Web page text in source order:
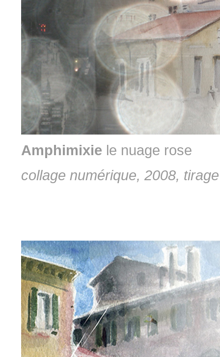
Amphimixie le nuage rose
collage numérique, 2008,